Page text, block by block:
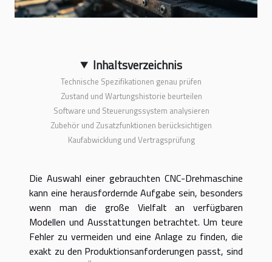
Inhaltsverzeichnis
Technische Spezifikationen genau prüfen
Zustand und Wartungshistorie beurteilen
Software und Steuerungssystem analysieren
Zubehör und Zusatzfunktionen berücksichtigen
Kaufabwicklung und Vertragsprüfung
Die Auswahl einer gebrauchten CNC-Drehmaschine
kann eine herausfordernde Aufgabe sein, besonders
wenn man die große Vielfalt an verfügbaren
Modellen und Ausstattungen betrachtet. Um teure
Fehler zu vermeiden und eine Anlage zu finden, die
exakt zu den Produktionsanforderungen passt, sind